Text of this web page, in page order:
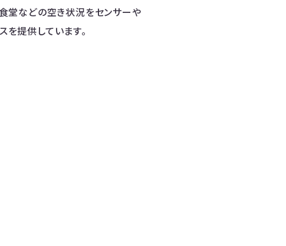
食堂などの空き状況をセンサーや
を提供しています。